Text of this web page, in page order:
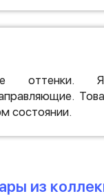
оттенки.
состоянии.
из